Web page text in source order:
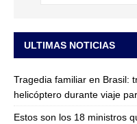
ULTIMAS NOTICIAS
Tragedia familiar en Brasil:
helicóptero durante viaje
Estos son los 18 ministros